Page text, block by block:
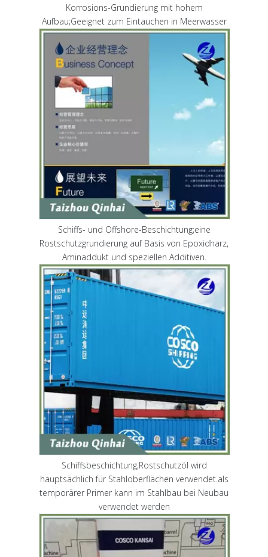
Korrosions-Grundierung mit hohem
Aufbau;Geeignet zum Eintauchen in Meerwasser
Schiffs- und Offshore-Beschichtung;eine
Rostschutzgrundierung auf Basis von Epoxidharz,
Aminaddukt und speziellen Additiven.
Schiffsbeschichtung;Rostschutzöl wird
hauptsächlich für Stahloberflächen verwendet.als
temporärer Primer kann im Stahlbau bei Neubau
verwendet werden